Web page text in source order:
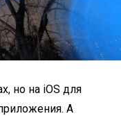
но на iOS для
А